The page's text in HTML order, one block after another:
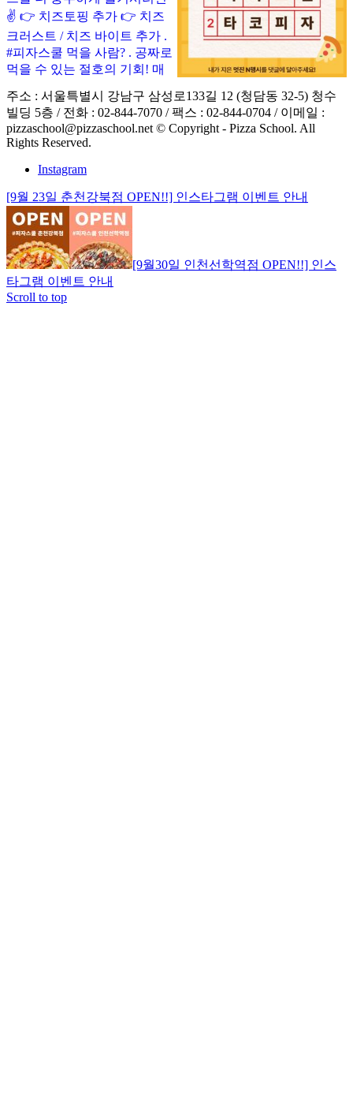
주소 : 서울특별시 강남구 삼성로133길 12 (청담동 32-5) 청수
빌딩 5층 / 전화 : 02-844-7070 / 팩스 : 02-844-0704 / 이메일 :
pizzaschool@pizzaschool.net © Copyright - Pizza School. All
Rights Reserved.
Instagram
[9월 23일 춘천강북점 OPEN!!] 인스타그램 이벤트 안내
[9월30일 인천선학역점 OPEN!!] 인스
타그램 이벤트 안내
Scroll to top